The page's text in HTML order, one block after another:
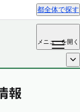
都全体で探す
メニューを開く
開く
報